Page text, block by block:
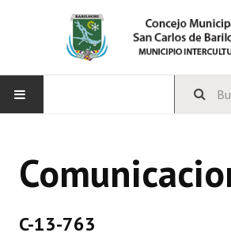
CONCEJO
C-13-763